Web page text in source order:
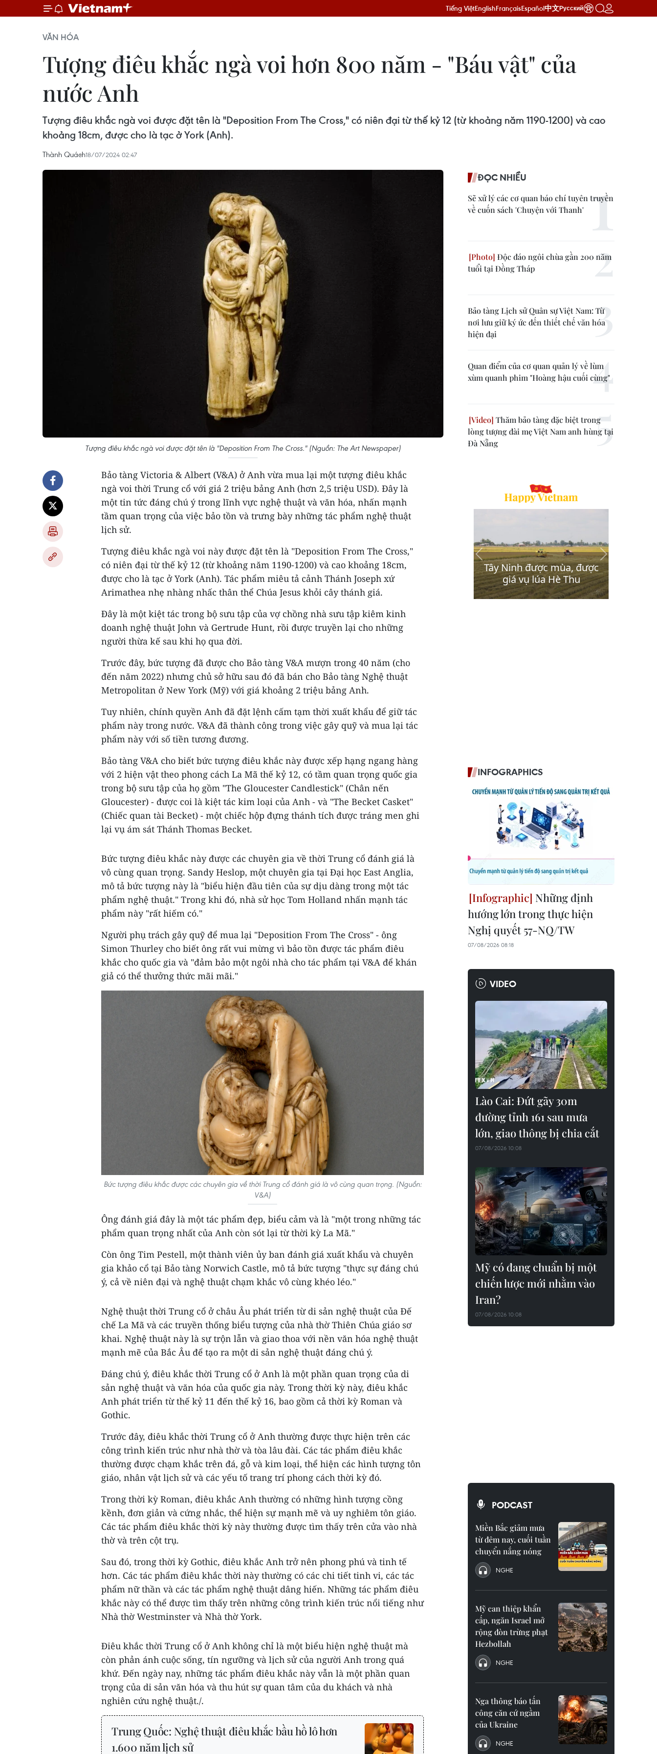
Tiếng ViệtEnglishFrançaisEspañol中文Русский
VĂN HÓA
Tượng điêu khắc ngà voi hơn 800 năm - "Báu vật" của
nước Anh
Tượng điêu khắc ngà voi được đặt tên là "Deposition From The Cross," có niên đại từ thế kỷ 12 (từ khoảng năm 1190-1200) và cao
khoảng 18cm, được cho là tạc ở York (Anh).
Thành Quách18/07/2024 02:47
Tượng điêu khắc ngà voi được đặt tên là "Deposition From The Cross." (Nguồn: The Art Newspaper)
Bảo tàng Victoria & Albert (V&A) ở Anh vừa mua lại một tượng điêu khắc
ngà voi thời Trung cổ với giá 2 triệu bảng Anh (hơn 2,5 triệu USD). Đây là
một tin tức đáng chú ý trong lĩnh vực nghệ thuật và văn hóa, nhấn mạnh
tầm quan trọng của việc bảo tồn và trưng bày những tác phẩm nghệ thuật
lịch sử.
Tượng điêu khắc ngà voi này được đặt tên là "Deposition From The Cross,"
có niên đại từ thế kỷ 12 (từ khoảng năm 1190-1200) và cao khoảng 18cm,
được cho là tạc ở York (Anh). Tác phẩm miêu tả cảnh Thánh Joseph xứ
Arimathea nhẹ nhàng nhấc thân thể Chúa Jesus khỏi cây thánh giá.
Đây là một kiệt tác trong bộ sưu tập của vợ chồng nhà sưu tập kiêm kinh
doanh nghệ thuật John và Gertrude Hunt, rồi được truyền lại cho những
người thừa kế sau khi họ qua đời.
Trước đây, bức tượng đã được cho Bảo tàng V&A mượn trong 40 năm (cho
đến năm 2022) nhưng chủ sở hữu sau đó đã bán cho Bảo tàng Nghệ thuật
Metropolitan ở New York (Mỹ) với giá khoảng 2 triệu bảng Anh.
Tuy nhiên, chính quyền Anh đã đặt lệnh cấm tạm thời xuất khẩu để giữ tác
phẩm này trong nước. V&A đã thành công trong việc gây quỹ và mua lại tác
phẩm này với số tiền tương đương.
Bảo tàng V&A cho biết bức tượng điêu khắc này được xếp hạng ngang hàng
với 2 hiện vật theo phong cách La Mã thế kỷ 12, có tầm quan trọng quốc gia
trong bộ sưu tập của họ gồm "The Gloucester Candlestick" (Chân nến
Gloucester) - được coi là kiệt tác kim loại của Anh - và "The Becket Casket"
(Chiếc quan tài Becket) - một chiếc hộp đựng thánh tích được tráng men ghi
lại vụ ám sát Thánh Thomas Becket.
Bức tượng điêu khắc này được các chuyên gia về thời Trung cổ đánh giá là
vô cùng quan trọng. Sandy Heslop, một chuyên gia tại Đại học East Anglia,
mô tả bức tượng này là "biểu hiện đầu tiên của sự dịu dàng trong một tác
phẩm nghệ thuật." Trong khi đó, nhà sử học Tom Holland nhấn mạnh tác
phẩm này "rất hiếm có."
Người phụ trách gây quỹ để mua lại "Deposition From The Cross" - ông
Simon Thurley cho biết ông rất vui mừng vì bảo tồn được tác phẩm điêu
khắc cho quốc gia và "đảm bảo một ngôi nhà cho tác phẩm tại V&A để khán
giả có thể thưởng thức mãi mãi."
Bức tượng điêu khắc được các chuyên gia về thời Trung cổ đánh giá là vô cùng quan trọng. (Nguồn:
V&A)
Ông đánh giá đây là một tác phẩm đẹp, biểu cảm và là "một trong những tác
phẩm quan trọng nhất của Anh còn sót lại từ thời kỳ La Mã."
Còn ông Tim Pestell, một thành viên ủy ban đánh giá xuất khẩu và chuyên
gia khảo cổ tại Bảo tàng Norwich Castle, mô tả bức tượng "thực sự đáng chú
ý, cả về niên đại và nghệ thuật chạm khắc vô cùng khéo léo."
Nghệ thuật thời Trung cổ ở châu Âu phát triển từ di sản nghệ thuật của Đế
chế La Mã và các truyền thống biểu tượng của nhà thờ Thiên Chúa giáo sơ
khai. Nghệ thuật này là sự trộn lẫn và giao thoa với nền văn hóa nghệ thuật
mạnh mẽ của Bắc Âu để tạo ra một di sản nghệ thuật đáng chú ý.
Đáng chú ý, điêu khắc thời Trung cổ ở Anh là một phần quan trọng của di
sản nghệ thuật và văn hóa của quốc gia này. Trong thời kỳ này, điêu khắc
Anh phát triển từ thế kỷ 11 đến thế kỷ 16, bao gồm cả thời kỳ Roman và
Gothic.
Trước đây, điêu khắc thời Trung cổ ở Anh thường được thực hiện trên các
công trình kiến trúc như nhà thờ và tòa lâu đài. Các tác phẩm điêu khắc
thường được chạm khắc trên đá, gỗ và kim loại, thể hiện các hình tượng tôn
giáo, nhân vật lịch sử và các yếu tố trang trí phong cách thời kỳ đó.
Trong thời kỳ Roman, điêu khắc Anh thường có những hình tượng cồng
kềnh, đơn giản và cứng nhắc, thể hiện sự mạnh mẽ và uy nghiêm tôn giáo.
Các tác phẩm điêu khắc thời kỳ này thường được tìm thấy trên cửa vào nhà
thờ và trên cột trụ.
Sau đó, trong thời kỳ Gothic, điêu khắc Anh trở nên phong phú và tinh tế
hơn. Các tác phẩm điêu khắc thời này thường có các chi tiết tinh vi, các tác
phẩm nữ thần và các tác phẩm nghệ thuật dâng hiến. Những tác phẩm điêu
khắc này có thể được tìm thấy trên những công trình kiến trúc nổi tiếng như
Nhà thờ Westminster và Nhà thờ York.
Điêu khắc thời Trung cổ ở Anh không chỉ là một biểu hiện nghệ thuật mà
còn phản ánh cuộc sống, tín ngưỡng và lịch sử của người Anh trong quá
khứ. Đến ngày nay, những tác phẩm điêu khắc này vẫn là một phần quan
trọng của di sản văn hóa và thu hút sự quan tâm của du khách và nhà
nghiên cứu nghệ thuật./.
Trung Quốc: Nghệ thuật điêu khắc bầu hồ lô hơn
1.600 năm lịch sử
ĐỌC NHIỀU
Sẽ xử lý các cơ quan báo chí tuyên truyền
về cuốn sách 'Chuyện với Thanh'
Độc đáo ngôi chùa gần 200 năm
tuổi tại Đồng Tháp
Bảo tàng Lịch sử Quân sự Việt Nam: Từ
nơi lưu giữ ký ức đến thiết chế văn hóa
hiện đại
Quan điểm của cơ quan quản lý về lùm
xùm quanh phim "Hoàng hậu cuối cùng"
Thăm bảo tàng đặc biệt trong
lòng tượng đài mẹ Việt Nam anh hùng tại
Đà Nẵng
INFOGRAPHICS
Những định
hướng lớn trong thực hiện
Nghị quyết 57-NQ/TW
07/08/2026 08:18
VIDEO
Lào Cai: Đứt gãy 30m
đường tỉnh 161 sau mưa
lớn, giao thông bị chia cắt
07/08/2026 10:08
Mỹ có đang chuẩn bị một
chiến lược mới nhằm vào
Iran?
07/08/2026 10:08
PODCAST
Miền Bắc giảm mưa
từ đêm nay, cuối tuần
chuyển nắng nóng
NGHE
Mỹ can thiệp khẩn
cấp, ngăn Israel mở
rộng đòn trừng phạt
Hezbollah
NGHE
Nga thông báo tấn
công căn cứ ngầm
của Ukraine
NGHE